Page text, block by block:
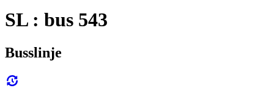
SL : bus 543
Busslinje